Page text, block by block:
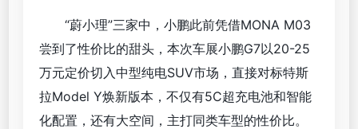
“蔚小理”三家中，小鹏此前凭借MONA M03
尝到了性价比的甜头，本次车展小鹏G7以20-25
万元定价切入中型纯电SUV市场，直接对标特斯
拉Model Y焕新版本，不仅有5C超充电池和智能
化配置，还有大空间，主打同类车型的性价比。